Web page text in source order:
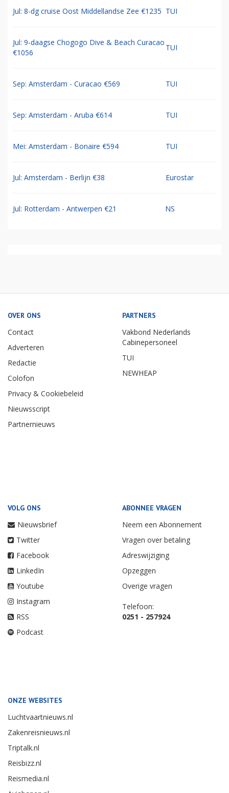
Jul: 8-dg cruise Oost Middellandse Zee €1235 TUI
Jul: 9-daagse Chogogo Dive & Beach Curacao
€1056
TUI
Sep: Amsterdam - Curacao €569 TUI
Sep: Amsterdam - Aruba €614 TUI
Mei: Amsterdam - Bonaire €594 TUI
Jul: Amsterdam - Berlijn €38 Eurostar
Jul: Rotterdam - Antwerpen €21 NS
OVER ONS
Contact
Adverteren
Redactie
Colofon
Privacy & Cookiebeleid
Nieuwsscript
Partnernieuws
PARTNERS
Vakbond Nederlands
Cabinepersoneel
TUI
NEWHEAP
VOLG ONS
Nieuwsbrief
Twitter
Facebook
LinkedIn
Youtube
Instagram
RSS
Podcast
ABONNEE VRAGEN
Neem een Abonnement
Vragen over betaling
Adreswijziging
Opzeggen
Overige vragen
Telefoon:
0251 - 257924
ONZE WEBSITES
Luchtvaartnieuws.nl
Zakenreisnieuws.nl
Triptalk.nl
Reisbizz.nl
Reismedia.nl